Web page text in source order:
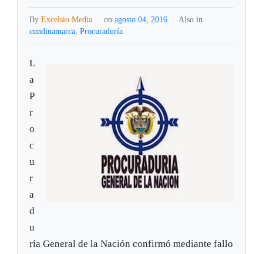
ByExcelsio Media on agosto 04, 2016
Also in
cundinamarca,Procuraduría
L
a
P
r
o
c
u
r
a
d
u
ría General de la Nación confirmó mediante fallo